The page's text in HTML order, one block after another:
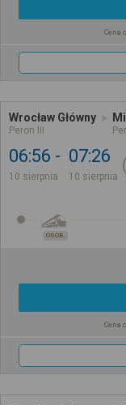
Cena
Wrocław Główny
Peron III
06:56
10 sierpnia
07:26
10 sierpnia
OSOB.
Cena